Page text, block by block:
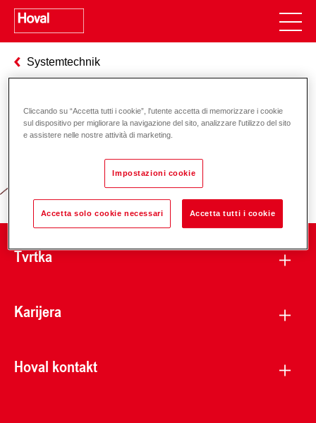
Systemtechnik
Odgovornost za energiju i okoliš
Tvrtka
Karijera
Hoval kontakt
Cliccando su “Accetta tutti i cookie”, l'utente accetta di memorizzare i cookie
sul dispositivo per migliorare la navigazione del sito, analizzare l'utilizzo del sito
e assistere nelle nostre attività di marketing.
Impostazioni cookie
Accetta solo cookie necessari Accetta tutti i cookie